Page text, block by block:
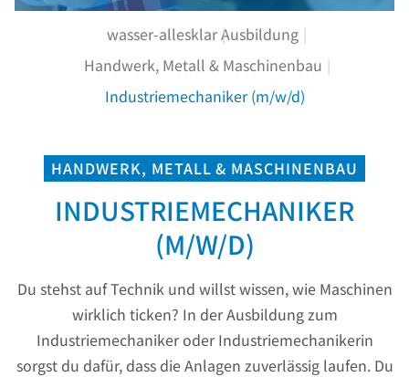
wasser-allesklarAusbildung
Handwerk, Metall & Maschinenbau
Industriemechaniker (m/w/d)
HANDWERK, METALL & MASCHINENBAU
INDUSTRIEMECHANIKER
(M/W/D)
Du stehst auf Technik und willst wissen, wie Maschinen
wirklich ticken? In der Ausbildung zum
Industriemechaniker oder Industriemechanikerin
sorgst du dafür, dass die Anlagen zuverlässig laufen. Du